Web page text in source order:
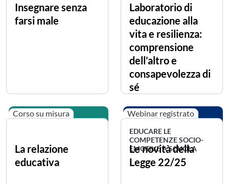
Insegnare senza
farsi male
Laboratorio di
educazione alla
vita e resilienza:
comprensione
dell’altro e
consapevolezza di
sé
Corso su misura
La relazione
educativa
Webinar registrato
EDUCARE LE
COMPETENZE SOCIO-
EMOTIVE A SCUOLA
Le novità della
Legge 22/25